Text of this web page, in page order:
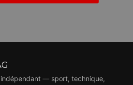
— sport, technique,